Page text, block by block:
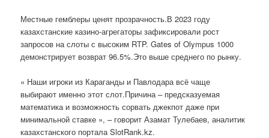
Местные гемблеры ценят прозрачность.В 2023 году
казахстанские казино-агрегаторы зафиксировали рост
запросов на слоты с высоким RTP. Gates of Olympus 1000
демонстрирует возврат 96.5%.Это выше среднего по рынку.
« Наши игроки из Караганды и Павлодара всё чаще
выбирают именно этот слот.Причина – предсказуемая
математика и возможность сорвать джекпот даже при
минимальной ставке », – говорит Азамат Тулебаев, аналитик
казахстанского портала SlotRank.kz.